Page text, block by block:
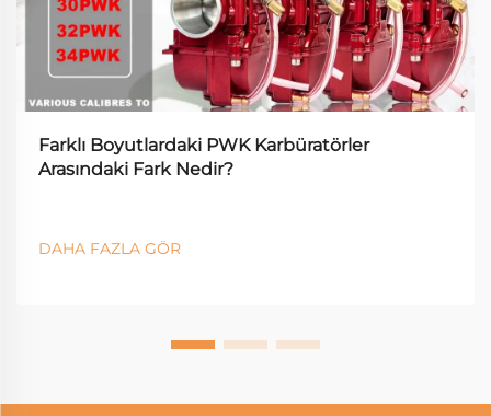
Farklı Boyutlardaki PWK Karbüratörler
Arasındaki Fark Nedir?
DAHA FAZLA GÖR